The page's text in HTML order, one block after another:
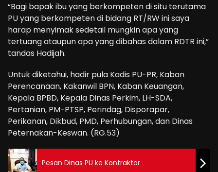
“Bagi bapak ibu yang berkompeten di situ terutama
PU yang berkompeten di bidang RT/RW ini saya
harap menyimak sedetail mungkin apa yang
tertuang ataupun apa yang dibahas dalam RDTR ini,”
tandas Hadijah.
Untuk diketahui, hadir pula Kadis PU-PR, Kaban
Perencanaan, Kakanwil BPN, Kaban Keuangan,
Kepala BPBD, Kepala Dinas Perkim, LH-SDA,
Pertanian, PM-PTSP, Perindag, Disporapar,
Perikanan, Dikbud, PMD, Perhubungan, dan Dinas
Peternakan-Keswan. (RG.53)
Pesan Dinas PU ke Kontraktor